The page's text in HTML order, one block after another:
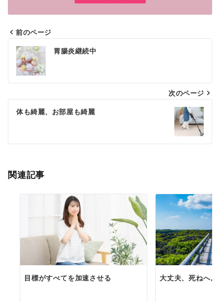
投
稿
ナ
ビ
ゲ
シ
ン
前のページ
胃腸炎継続中
次のページ
体も綺麗、お部屋も綺麗
関連記事
目標がすべてを加速させる 大丈夫、死ねへん